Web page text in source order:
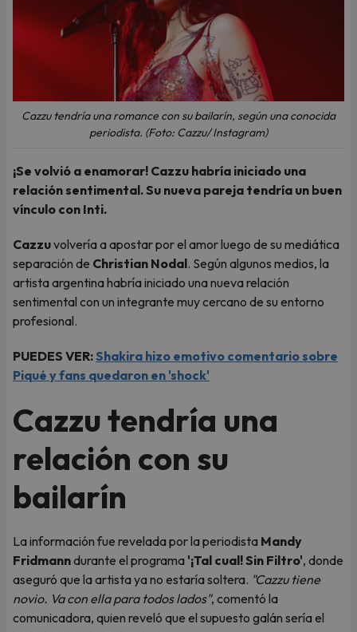
Cazzu tendría una romance con su bailarín, según una conocida
periodista. (Foto: Cazzu/ Instagram)
¡Se volvió a enamorar! Cazzu habría iniciado una
relación sentimental. Su nueva pareja tendría un buen
vínculo con Inti.
Cazzuvolvería a apostar por el amor luego de su mediática
separación de Christian Nodal. Según algunos medios, la
artista argentina habría iniciado una nueva relación
sentimental con un integrante muy cercano de su entorno
profesional.
PUEDES VER:Shakira hizo emotivo comentario sobre
Piqué y fans quedaron en 'shock'
Cazzu tendría una
relación con su
bailarín
La información fue revelada por la periodista Mandy
Fridmanndurante el programa '¡Tal cual! Sin Filtro', donde
aseguró que la artista ya no estaría soltera. "Cazzu tiene
novio. Va con ella para todos lados", comentó la
comunicadora, quien reveló que el supuesto galán sería el